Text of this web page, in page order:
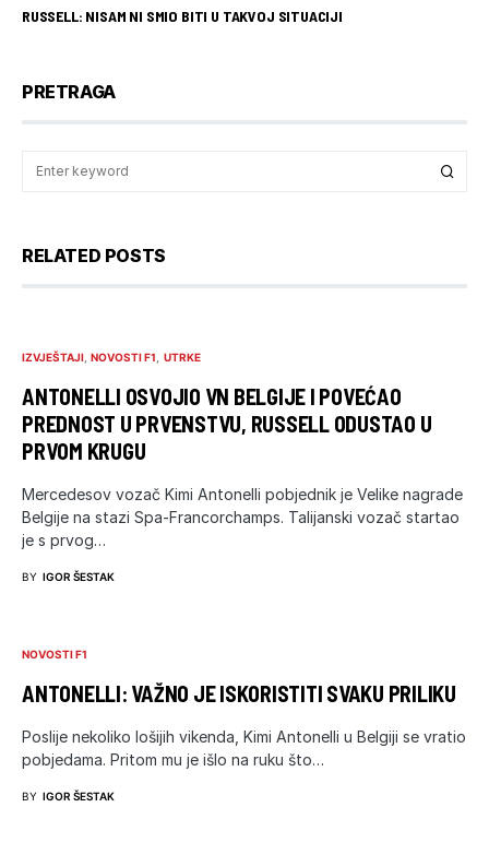
RUSSELL: NISAM NI SMIO BITI U TAKVOJ SITUACIJI
PRETRAGA
RELATED POSTS
IZVJEŠTAJI NOVOSTI F1 UTRKE
ANTONELLI OSVOJIO VN BELGIJE I POVEĆAO
PREDNOST U PRVENSTVU, RUSSELL ODUSTAO U
PRVOM KRUGU
Mercedesov vozač Kimi Antonelli pobjednik je Velike nagrade
Belgije na stazi Spa-Francorchamps. Talijanski vozač startao
je s prvog…
BY IGOR ŠESTAK
NOVOSTI F1
ANTONELLI: VAŽNO JE ISKORISTITI SVAKU PRILIKU
Poslije nekoliko lošijih vikenda, Kimi Antonelli u Belgiji se vratio
pobjedama. Pritom mu je išlo na ruku što…
BY IGOR ŠESTAK